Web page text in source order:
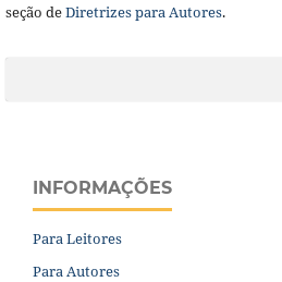
seção deDiretrizes para Autores.
INFORMAÇÕES
Para Leitores
Para Autores